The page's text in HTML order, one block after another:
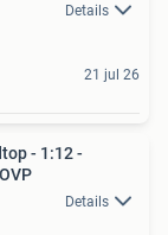
Details
21 jul 26
- 1:12 -
Details